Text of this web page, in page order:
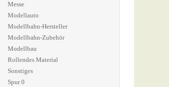
Messe
Modellauto
Modellbahn-Hersteller
Modellbahn-Zubehör
Modellbau
Rollendes Material
Sonstiges
Spur 0